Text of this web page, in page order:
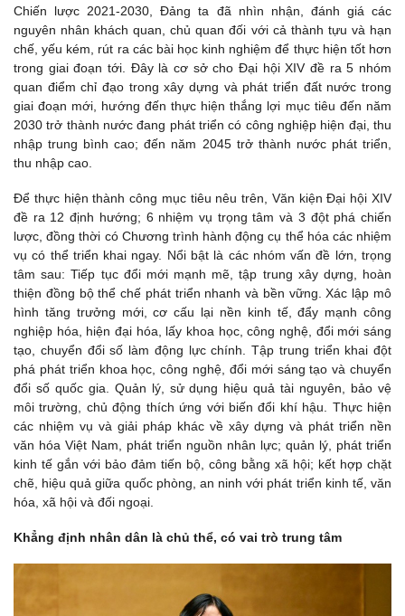
Chiến lược 2021-2030, Đảng ta đã nhìn nhận, đánh giá các
nguyên nhân khách quan, chủ quan đối với cả thành tựu và hạn
chế, yếu kém, rút ra các bài học kinh nghiệm để thực hiện tốt hơn
trong giai đoạn tới. Đây là cơ sở cho Đại hội XIV đề ra 5 nhóm
quan điểm chỉ đạo trong xây dựng và phát triển đất nước trong
giai đoạn mới, hướng đến thực hiện thắng lợi mục tiêu đến năm
2030 trở thành nước đang phát triển có công nghiệp hiện đại, thu
nhập trung bình cao; đến năm 2045 trở thành nước phát triển,
thu nhập cao.
Để thực hiện thành công mục tiêu nêu trên, Văn kiện Đại hội XIV
đề ra 12 định hướng; 6 nhiệm vụ trọng tâm và 3 đột phá chiến
lược, đồng thời có Chương trình hành động cụ thể hóa các nhiệm
vụ có thể triển khai ngay. Nổi bật là các nhóm vấn đề lớn, trọng
tâm sau: Tiếp tục đổi mới mạnh mẽ, tập trung xây dựng, hoàn
thiện đồng bộ thể chế phát triển nhanh và bền vững. Xác lập mô
hình tăng trưởng mới, cơ cấu lại nền kinh tế, đẩy mạnh công
nghiệp hóa, hiện đại hóa, lấy khoa học, công nghệ, đổi mới sáng
tạo, chuyển đổi số làm động lực chính. Tập trung triển khai đột
phá phát triển khoa học, công nghệ, đổi mới sáng tạo và chuyển
đổi số quốc gia. Quản lý, sử dụng hiệu quả tài nguyên, bảo vệ
môi trường, chủ động thích ứng với biến đổi khí hậu. Thực hiện
các nhiệm vụ và giải pháp khác về xây dựng và phát triển nền
văn hóa Việt Nam, phát triển nguồn nhân lực; quản lý, phát triển
kinh tế gắn với bảo đảm tiến bộ, công bằng xã hội; kết hợp chặt
chẽ, hiệu quả giữa quốc phòng, an ninh với phát triển kinh tế, văn
hóa, xã hội và đối ngoại.
Khẳng định nhân dân là chủ thể, có vai trò trung tâm